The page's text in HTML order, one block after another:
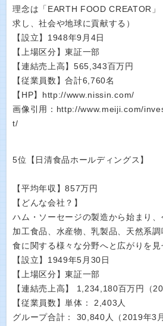
理念は「EARTH FOOD CREATOR」
求し、社会や地球に貢献する）
【設立】1948年9月4日
【上場区分】東証一部
【連結売上高】565,343百万円
【従業員数】合計6,760名
【HP】http://www.nissin.com/
画像引用：http://www.meiji.com/
t/
5位【日清食品ホールディングス】
【平均年収】857万円
【どんな会社？】
ハム・ソーセージの製造から始まり、
加工食品、水産物、乳製品、天然系調
食に関する様々な分野へと広がりを見
【設立】1949年5月30日
【上場区分】東証一部
【連結売上高】 1,234,180百万円（
【従業員数】単体： 2,403人
グループ合計： 30,840人（2019年3